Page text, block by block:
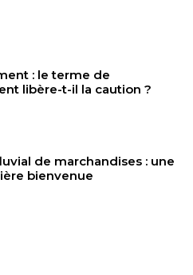
: le terme de
libère-t-il la caution ?
de marchandises : une
bienvenue